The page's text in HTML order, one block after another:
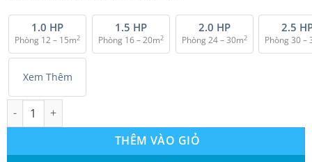
₫ 27.000.000.
là:
₫ 24.000.000.
1.0 HP
Phòng 12 – 15m2
1.5 HP
Phòng 16 – 20m2
2.0 HP
Phòng 24 – 30m2
2.5
Phòng 30 –
Xem Thêm
Máy lạnh Panasonic CS-RU24AKH-8 inverter 2.5Hp wifi model
THÊM VÀO GIỎ